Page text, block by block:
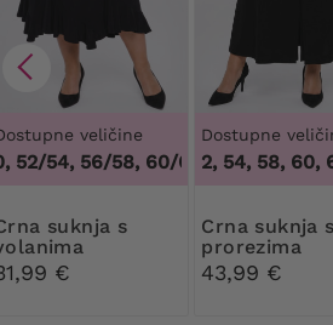
veličine
54, 56/58, 60/62 48/50, 52/54,
s
€
Dostupne
50, 52, 54, 58, 60,
Crna suknja s
prorezima
43,99 €